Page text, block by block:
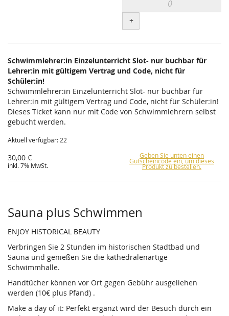
+
Schwimmlehrer:in Einzelunterricht Slot- nur buchbar für
Lehrer:in mit gültigem Vertrag und Code, nicht für
Schüler:in!
Schwimmlehrer:in Einzelunterricht Slot- nur buchbar für
Lehrer:in mit gültigem Vertrag und Code, nicht für Schüler:in!
Dieses Ticket kann nur mit Code von Schwimmlehrern selbst
gebucht werden.
Aktuell verfügbar: 22
30,00 €
inkl. 7% MwSt.
Geben Sie unten einen
Gutscheincode ein, um dieses
Produkt zu bestellen.
Sauna plus Schwimmen
ENJOY HISTORICAL BEAUTY
Verbringen Sie 2 Stunden im historischen Stadtbad und
Sauna und genießen Sie die kathedralenartige
Schwimmhalle.
Handtücher können vor Ort gegen Gebühr ausgeliehen
werden (10€ plus Pfand) .
Make a day of it: Perfekt ergänzt wird der Besuch durch ein